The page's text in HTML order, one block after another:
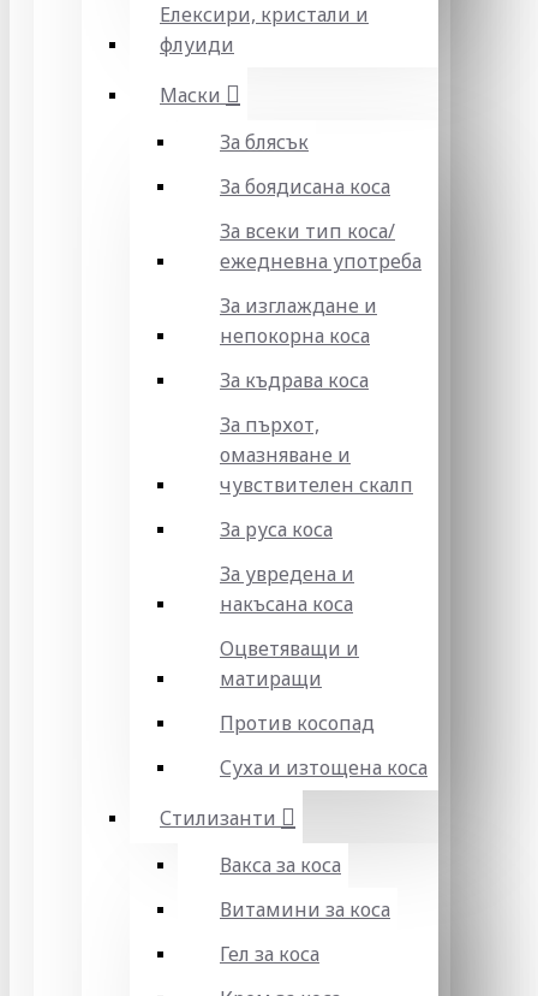
Елексири, кристали и
флуиди
Маски
За блясък
За боядисана коса
За всеки тип коса/
ежедневна употреба
За изглаждане и
непокорна коса
За къдрава коса
За пърхот,
омазняване и
чувствителен скалп
За руса коса
За увредена и
накъсана коса
Оцветяващи и
матиращи
Против косопад
Суха и изтощена коса
Стилизанти
Вакса за коса
Витамини за коса
Гел за коса